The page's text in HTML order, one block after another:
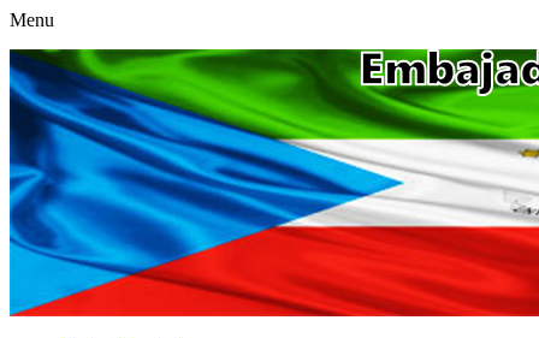
Menu